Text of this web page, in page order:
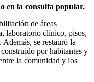
en la consulta popular.
de áreas
laboratorio clínico, pisos,
se restauró la
por habitantes y
la comunidad y los